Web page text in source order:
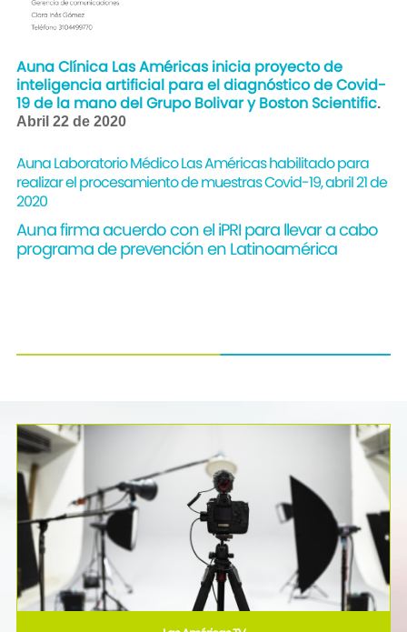
Auna Clínica Las Américas inicia proyecto de
inteligencia artificial para el diagnóstico de Covid-
19 de la mano del Grupo Bolivar y Boston Scientific.
Abril 22 de 2020
Auna Laboratorio Médico Las Américas habilitado para
realizar el procesamiento de muestras Covid-19, abril 21 de
2020
Auna firma acuerdo con el iPRI para llevar a cabo
programa de prevención en Latinoamérica